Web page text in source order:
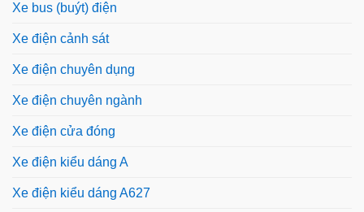
Xe bus (buýt) điện
Xe điện cảnh sát
Xe điện chuyên dụng
Xe điện chuyên ngành
Xe điện cửa đóng
Xe điện kiểu dáng A
Xe điện kiểu dáng A627